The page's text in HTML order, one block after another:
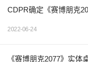
CDPR确定《赛博朋克
2022-06-24
《赛博朋克2077》实